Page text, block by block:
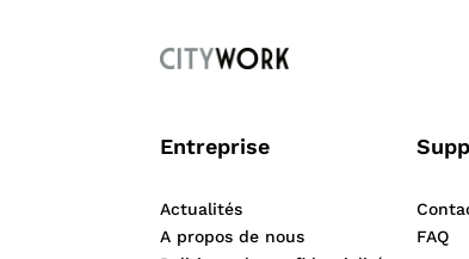
Entreprise
Actualités
A propos de nous
FAQ